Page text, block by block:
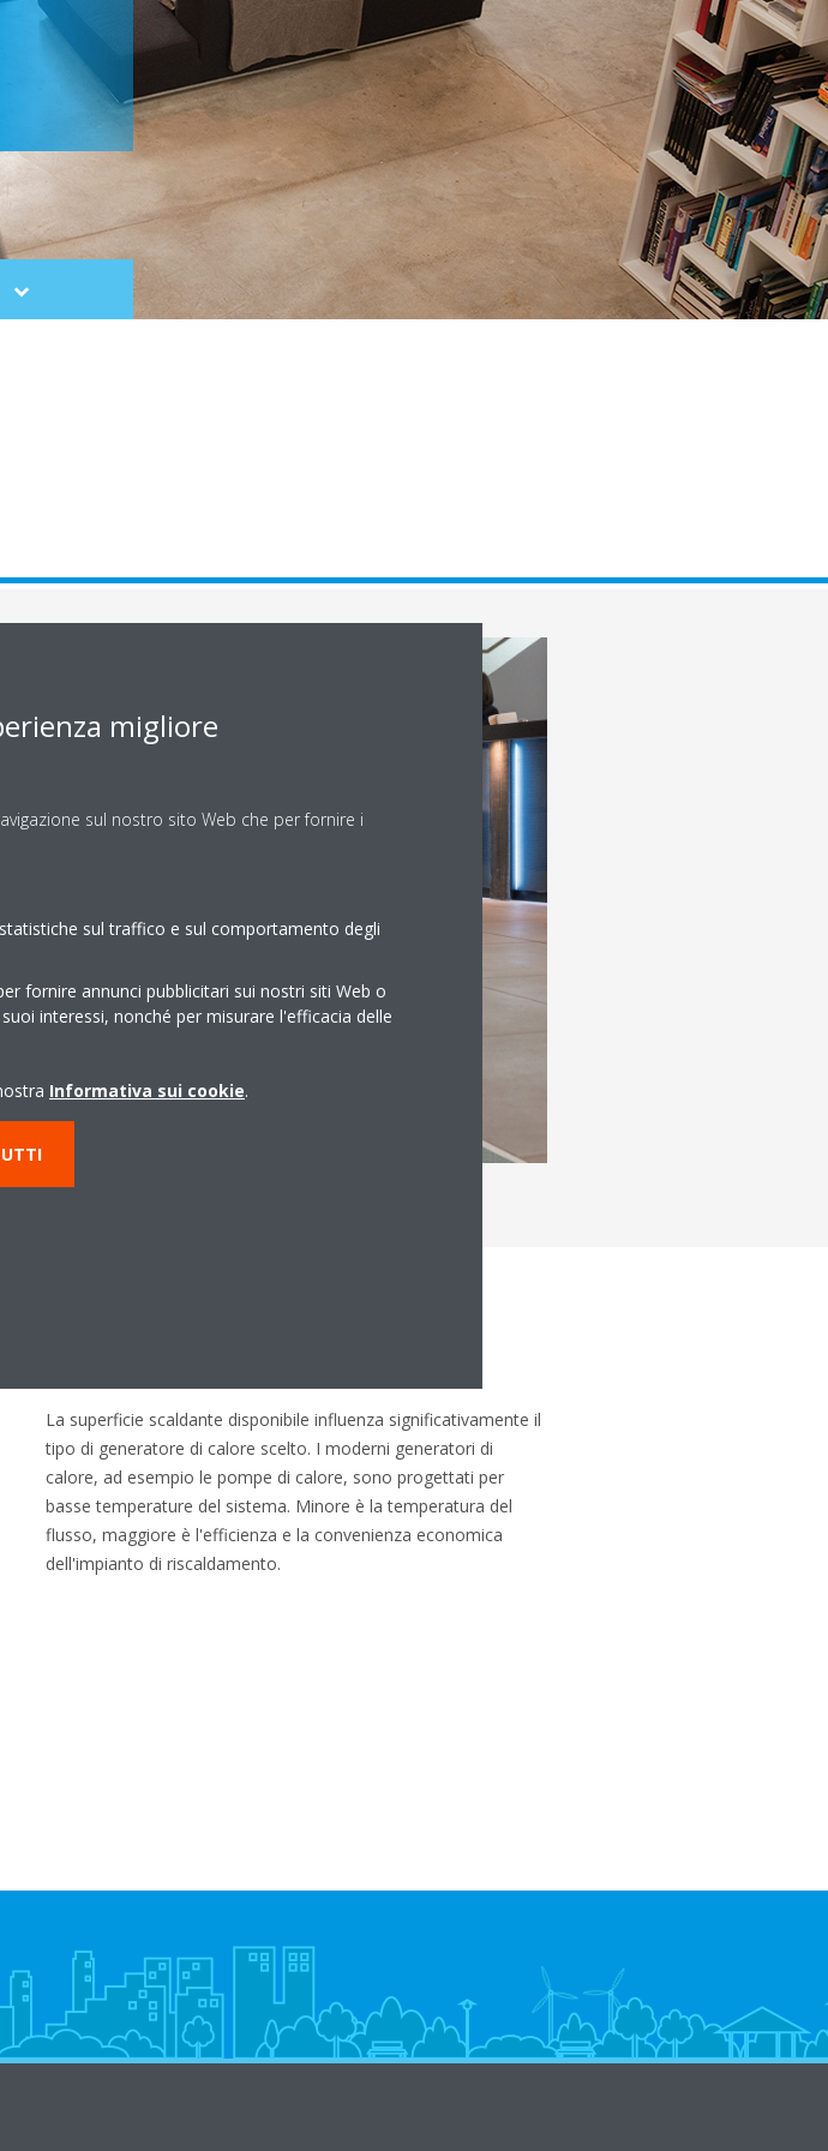
Scroll
to
La superficie scaldante disponibile influenza significativamente il
tipo di generatore di calore scelto. I moderni generatori di
calore, ad esempio le pompe di calore, sono progettati per
basse temperature del sistema. Minore è la temperatura del
flusso, maggiore è l'efficienza e la convenienza economica
dell'impianto di riscaldamento.
migliore
sul nostro sito Web che per fornire i
sul traffico e sul comportamento degli
fornire annunci pubblicitari sui nostri siti Web o
interessi, nonché per misurare l'efficacia delle
Informativa sui cookie.